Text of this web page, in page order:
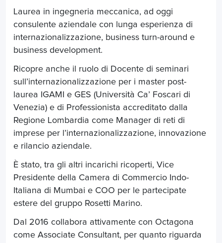
Laurea in ingegneria meccanica, ad oggi
consulente aziendale con lunga esperienza di
internazionalizzazione, business turn-around e
business development.
Ricopre anche il ruolo di Docente di seminari
sull’internazionalizzazione per i master post-
laurea IGAMI e GES (Università Ca’ Foscari di
Venezia) e di Professionista accreditato dalla
Regione Lombardia come Manager di reti di
imprese per l’internazionalizzazione, innovazione
e rilancio aziendale.
È stato, tra gli altri incarichi ricoperti, Vice
Presidente della Camera di Commercio Indo-
Italiana di Mumbai e COO per le partecipate
estere del gruppo Rosetti Marino.
Dal 2016 collabora attivamente con Octagona
come Associate Consultant, per quanto riguarda